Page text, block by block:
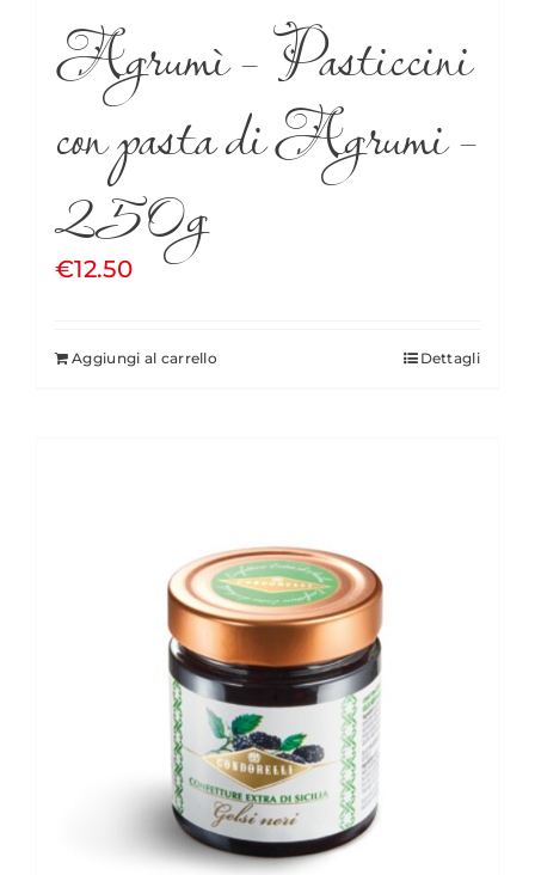
Agrumì – Pasticcini
con pasta di Agrumi –
250g
€12.50
Aggiungi al carrello Dettagli